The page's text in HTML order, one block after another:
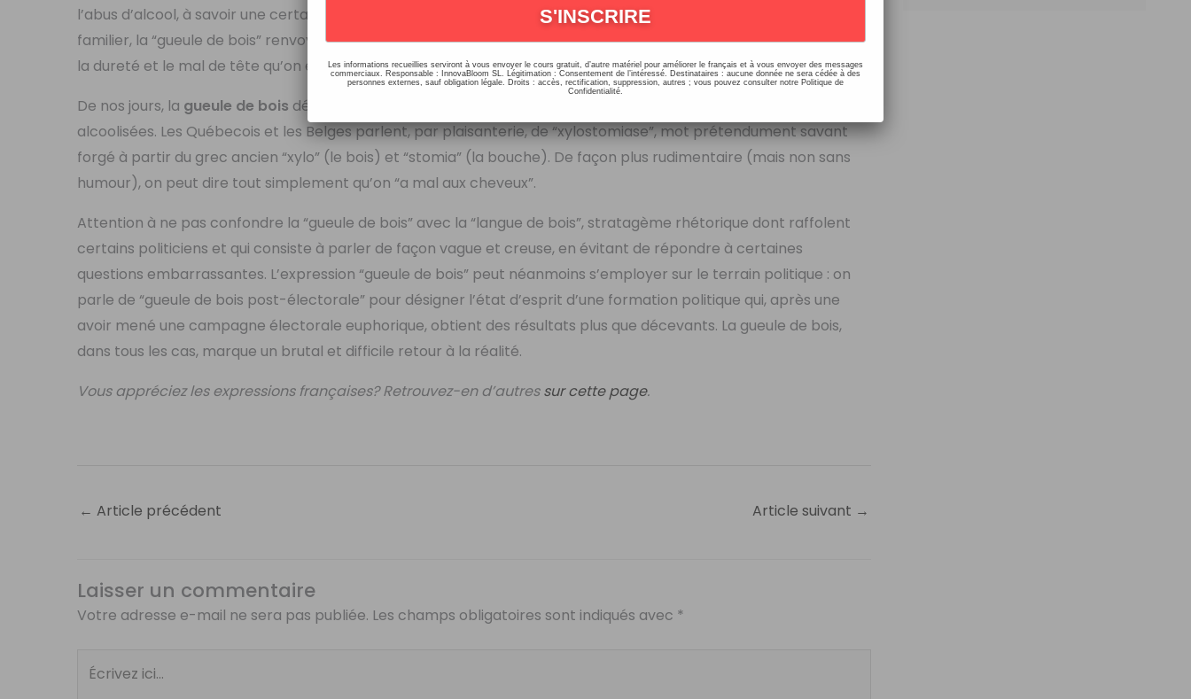
l’abus d’alcool, à savoir une certaine sécheresse dans le palais. La gueule désignant la bouche dans le langage
familier, la “gueule de bois” renvoyait ainsi à une bouche sèche comme du bois. L’image du bois peut aussi évoquer
la dureté et le mal de tête qu’on éprouve dans ces moments-là.
De nos jours, la gueule de bois désigne tous les effets désagréables qu’on ressent après avoir abusé de boissons
alcoolisées. Les Québecois et les Belges parlent, par plaisanterie, de “xylostomiase”, mot prétendument savant
forgé à partir du grec ancien “xylo” (le bois) et “stomia” (la bouche). De façon plus rudimentaire (mais non sans
humour), on peut dire tout simplement qu’on “a mal aux cheveux”.
Attention à ne pas confondre la “gueule de bois” avec la “langue de bois”, stratagème rhétorique dont raffolent
certains politiciens et qui consiste à parler de façon vague et creuse, en évitant de répondre à certaines
questions embarrassantes. L’expression “gueule de bois” peut néanmoins s’employer sur le terrain politique : on
parle de “gueule de bois post-électorale” pour désigner l’état d’esprit d’une formation politique qui, après une
avoir mené une campagne électorale euphorique, obtient des résultats plus que décevants. La gueule de bois,
dans tous les cas, marque un brutal et difficile retour à la réalité.
Vous appréciez les expressions françaises? Retrouvez-en d’autressur cette page.
← Article précédent Article suivant →
Laisser un commentaire
Votre adresse e-mail ne sera pas publiée. Les champs obligatoires sont indiqués avec *
Écrivez
Les informations recueillies serviront à vous envoyer le cours gratuit, d’autre matériel pour améliorer le français et à vous envoyer des messages
commerciaux. Responsable : InnovaBloom SL. Légitimation : Consentement de l’intéressé. Destinataires : aucune donnée ne sera cédée à des
personnes externes, sauf obligation légale. Droits : accès, rectification, suppression, autres ; vous pouvez consulter notre Politique de
Confidentialité.